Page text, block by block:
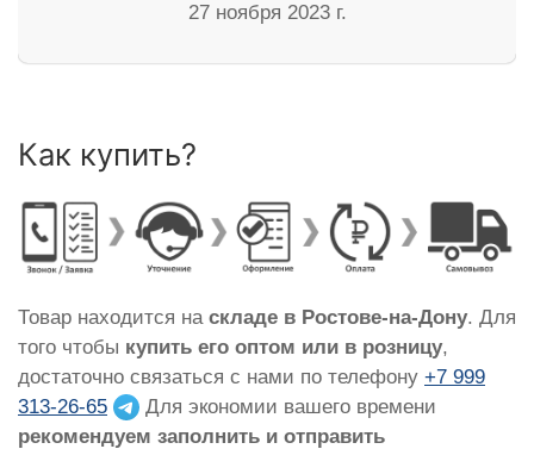
27 ноября 2023 г.
Как купить?
Товар находится на складе в Ростове-на-Дону. Для
того чтобы купить его оптом или в розницу,
достаточно связаться с нами по телефону +7 999
313-26-65
Для экономии вашего времени
рекомендуем заполнить и отправить